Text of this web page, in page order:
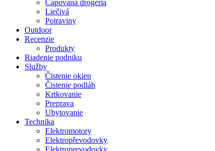
Čapovaná drogéria
Liečivá
Potraviny
Outdoor
Recenzie
Produkty
Riadenie podniku
Služby
Čistenie okien
Čistenie podláh
Krtkovanie
Preprava
Ubytovanie
Technika
Elektromotory
Elektropřevodovky
Elektroprevodovky